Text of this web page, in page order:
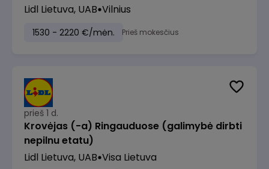
Lidl Lietuva, UAB Vilnius
1530 - 2220 €/mėn. Prieš mokesčius
prieš 1 d.
Krovėjas (-a) Ringauduose (galimybė dirbti
nepilnu etatu)
Lidl Lietuva, UAB Visa Lietuva